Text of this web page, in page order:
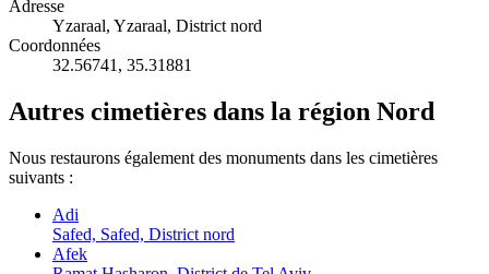
Adresse
Yzaraal, Yzaraal, District nord
Coordonnées
32.56741 , 35.31881
Autres cimetières dans la région Nord
Nous restaurons également des monuments dans les cimetières
suivants :
Adi
Safed, Safed, District nord
Afek